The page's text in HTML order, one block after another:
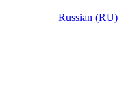
Russian (RU)